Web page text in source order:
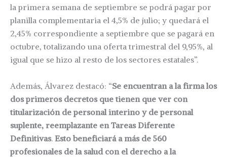
la primera semana de septiembre se podrá pagar por
planilla complementaria el 4,5% de julio; y quedará el
2,45% correspondiente a septiembre que se pagará en
octubre, totalizando una oferta trimestral del 9,95%, al
igual que se hizo al resto de los sectores estatales”.
Además, Álvarez destacó: “Se encuentran a la firma los
dos primeros decretos que tienen que ver con
titularización de personal interino y de personal
suplente, reemplazante en Tareas Diferente
Definitivas. Esto beneficiará a más de 560
profesionales de la salud con el derecho a la